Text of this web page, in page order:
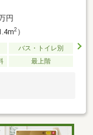
円
2）
バス・トイレ別
最上階